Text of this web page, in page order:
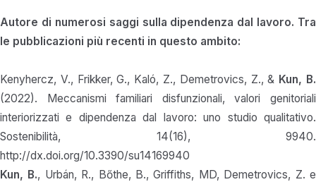
Autore di numerosi saggi sulla dipendenza dal lavoro. Tra
le pubblicazioni più recenti in questo ambito:
Kenyhercz, V., Frikker, G., Kaló, Z., Demetrovics, Z., & Kun, B.
(2022). Meccanismi familiari disfunzionali, valori genitoriali
interiorizzati e dipendenza dal lavoro: uno studio qualitativo.
Sostenibilità, 14(16), 9940.
http://dx.doi.org/10.3390/su14169940
Kun, B., Urbán, R., Bőthe, B., Griffiths, MD, Demetrovics, Z. e